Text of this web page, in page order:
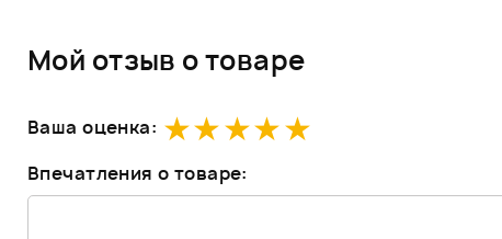
Мой отзыв о товаре
Ваша оценка:
Впечатления о товаре: